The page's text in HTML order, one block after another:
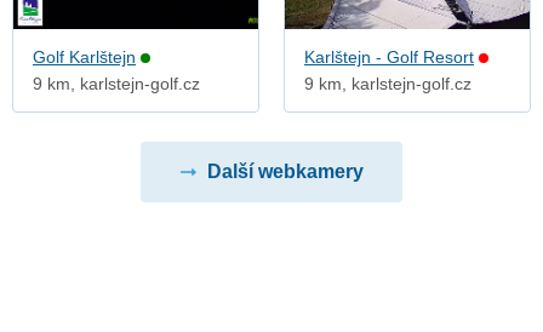
Golf Karlštejn
9 km, karlstejn-golf.cz
Karlštejn - Golf Resort
9 km, karlstejn-golf.cz
Další webkamery